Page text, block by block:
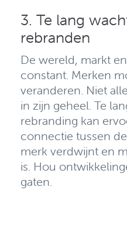
3. Te lang
rebranden
De wereld, markt
constant. Merken
veranderen. Niet
in zijn geheel. Te
rebranding kan
connectie tussen
merk verdwijnt en
is. Hou
gaten.